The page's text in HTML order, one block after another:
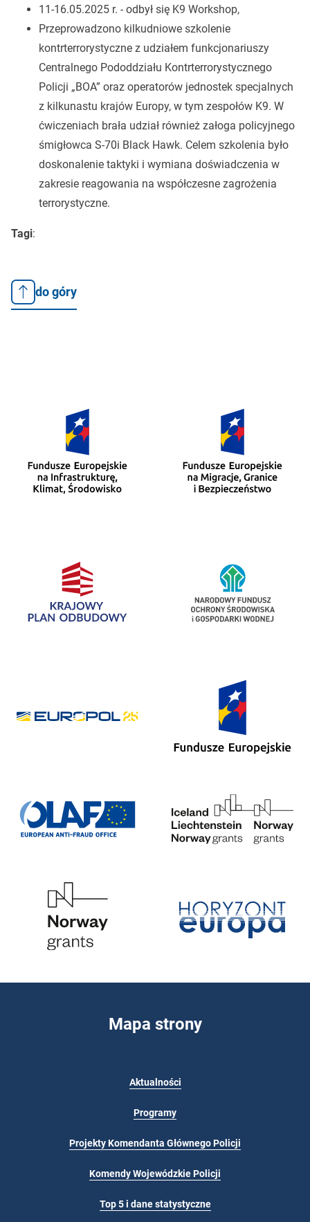
11-16.05.2025 r. - odbył się K9 Workshop,
Przeprowadzono kilkudniowe szkolenie
kontrterrorystyczne z udziałem funkcjonariuszy
Centralnego Pododdziału Kontrterrorystycznego
Policji „BOA” oraz operatorów jednostek specjalnych
z kilkunastu krajów Europy, w tym zespołów K9. W
ćwiczeniach brała udział również załoga policyjnego
śmigłowca S-70i Black Hawk. Celem szkolenia było
doskonalenie taktyki i wymiana doświadczenia w
zakresie reagowania na współczesne zagrożenia
terrorystyczne.
Tagi:
do góry
Mapa strony
Aktualności
Programy
Projekty Komendanta Głównego Policji
Komendy Wojewódzkie Policji
Top 5 i dane statystyczne